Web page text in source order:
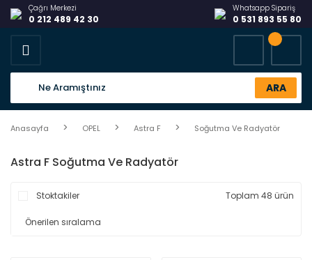
Çağrı Merkezi
0 212 489 42 30
Whatsapp Sipariş
0 531 893 55 80
ARA
Anasayfa OPEL Astra F Soğutma Ve Radyatör
Astra F Soğutma Ve Radyatör
Stoktakiler Toplam 48 ürün